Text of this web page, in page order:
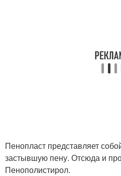
Пенопласт представляет
застывшую пену. Отсюда и
Пенополистирол.